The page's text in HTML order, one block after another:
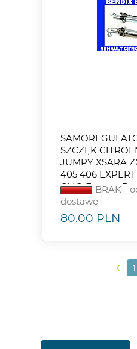
SZCZĘK
JUMPY XSARA
405 406 EXPERT
CLIO Express
Megane
BRAK -
dostawę
80.00 PLN
1